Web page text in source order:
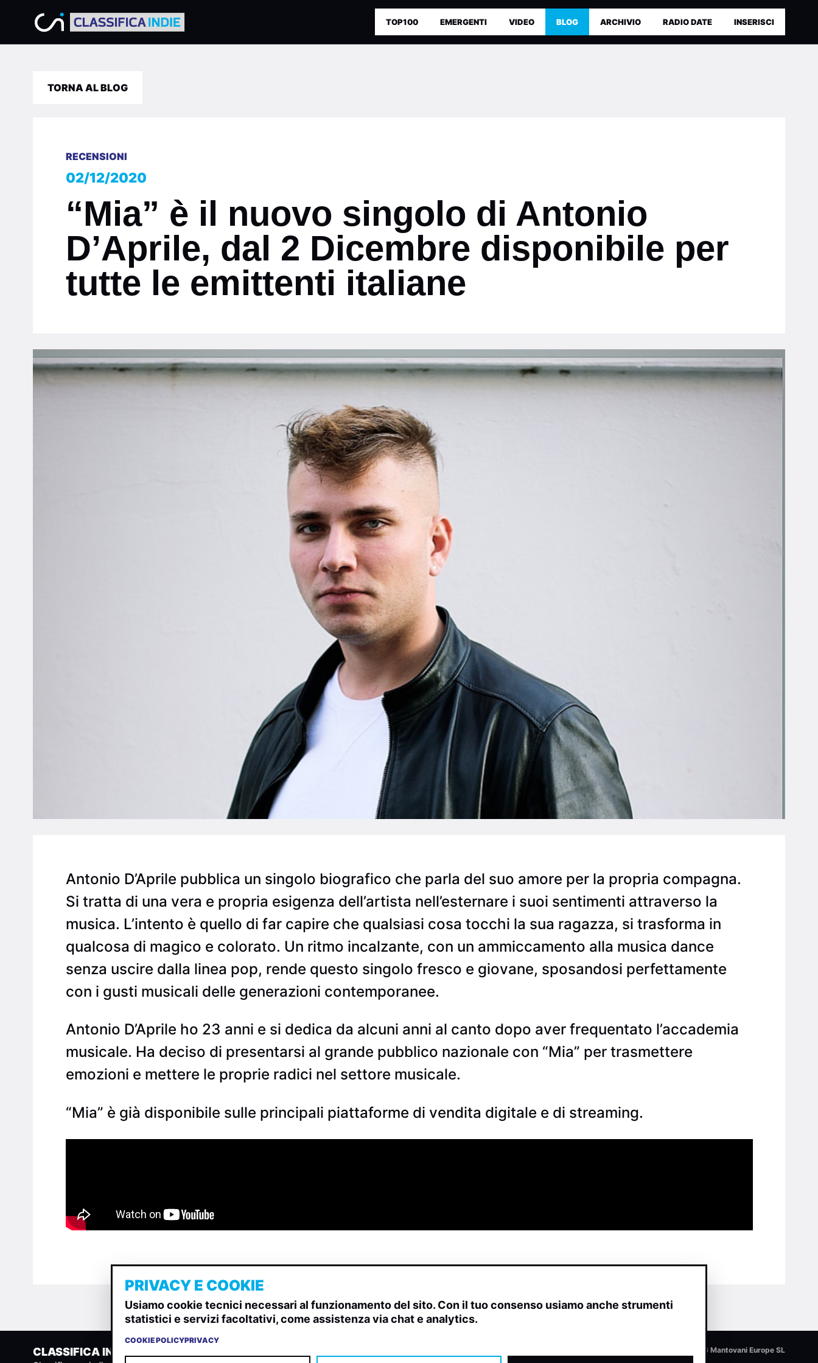
TOP100 EMERGENTI VIDEO BLOG ARCHIVIO RADIO DATE INSERISCI
TORNA AL BLOG
RECENSIONI
02/12/2020
“Mia” è il nuovo singolo di Antonio
D’Aprile, dal 2 Dicembre disponibile per
tutte le emittenti italiane
Antonio D’Aprile pubblica un singolo biografico che parla del suo amore per la propria compagna.
Si tratta di una vera e propria esigenza dell’artista nell’esternare i suoi sentimenti attraverso la
musica. L’intento è quello di far capire che qualsiasi cosa tocchi la sua ragazza, si trasforma in
qualcosa di magico e colorato. Un ritmo incalzante, con un ammiccamento alla musica dance
senza uscire dalla linea pop, rende questo singolo fresco e giovane, sposandosi perfettamente
con i gusti musicali delle generazioni contemporanee.
Antonio D’Aprile ho 23 anni e si dedica da alcuni anni al canto dopo aver frequentato l’accademia
musicale. Ha deciso di presentarsi al grande pubblico nazionale con “Mia” per trasmettere
emozioni e mettere le proprie radici nel settore musicale.
“Mia” è già disponibile sulle principali piattaforme di vendita digitale e di streaming.
CLASSIFICA INDIE © 2026 Mantovani Europe SL
PRIVACY E COOKIE
Usiamo cookie tecnici necessari al funzionamento del sito. Con il tuo consenso usiamo anche strumenti
statistici e servizi facoltativi, come assistenza via chat e analytics.
COOKIE POLICYPRIVACY